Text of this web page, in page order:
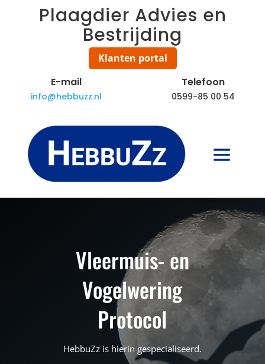
Plaagdier Advies en
Bestrijding
Klanten portal
E-mail
info@hebbuzz.nl
Telefoon
0599-85 00 54
Vleermuis- en
Vogelwering
Protocol
HebbuZz is hierin gespecialiseerd.